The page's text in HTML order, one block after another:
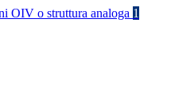
OIV o struttura analoga 1